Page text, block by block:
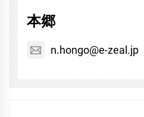
本郷
n.hongo@e-zeal.jp